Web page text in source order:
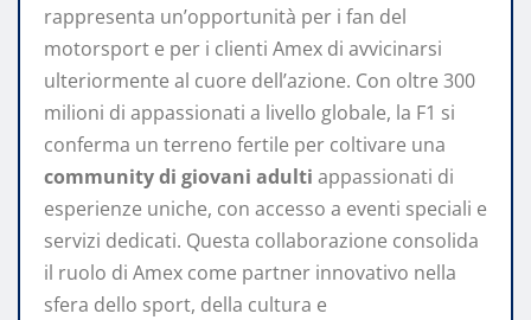
rappresenta un’opportunità per i fan del
motorsport e per i clienti Amex di avvicinarsi
ulteriormente al cuore dell’azione. Con oltre 300
milioni di appassionati a livello globale, la F1 si
conferma un terreno fertile per coltivare una
community di giovani adulti appassionati di
esperienze uniche, con accesso a eventi speciali e
servizi dedicati. Questa collaborazione consolida
il ruolo di Amex come partner innovativo nella
sfera dello sport, della cultura e